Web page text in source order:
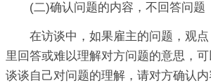
(二)确认问题的内容，不回答问题
在访谈中，如果雇主的问题，观
里回答或难以理解对方问题的意思，
谈谈自己对问题的理解，请对方确认